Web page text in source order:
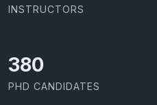
INSTRUCTORS
403
PHD CANDIDATES